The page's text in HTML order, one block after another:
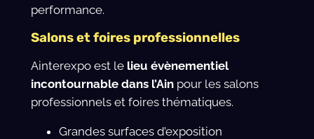
performance.
Salons et foires professionnelles
Ainterexpo est le lieu évènementiel
incontournable dans l’Ainpour les salons
professionnels et foires thématiques.
Grandes surfaces d’exposition